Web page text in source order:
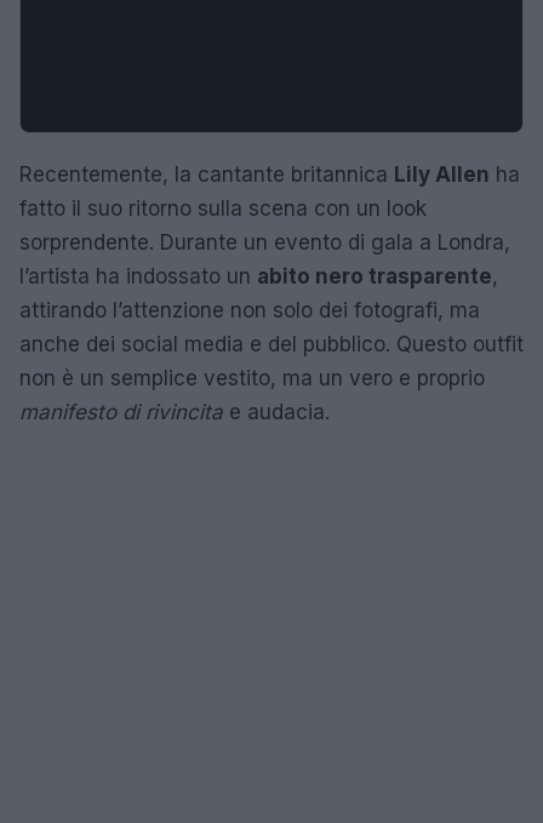
Recentemente, la cantante britannica Lily Allen ha
fatto il suo ritorno sulla scena con un look
sorprendente. Durante un evento di gala a Londra,
l’artista ha indossato un abito nero trasparente,
attirando l’attenzione non solo dei fotografi, ma
anche dei social media e del pubblico. Questo outfit
non è un semplice vestito, ma un vero e proprio
manifesto di rivincita e audacia.